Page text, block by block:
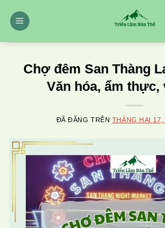
đến
Chợ đêm San Thàng
Văn hóa, ẩm thực,
ĐÃ ĐĂNG TRÊN THÁNG HAI 17,